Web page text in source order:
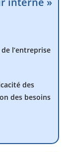
l’entreprise
des
des besoins